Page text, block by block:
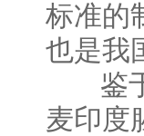
标准的
也是我
鉴
麦印度